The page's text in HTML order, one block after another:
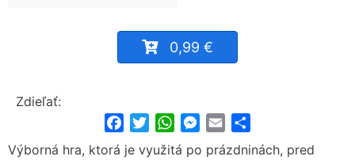
0,99 €
Zdieľať:
FacebookTwitterWhatsApp
Messenger
Email
Výborná hra, ktorá je využitá po prázdninách, pred